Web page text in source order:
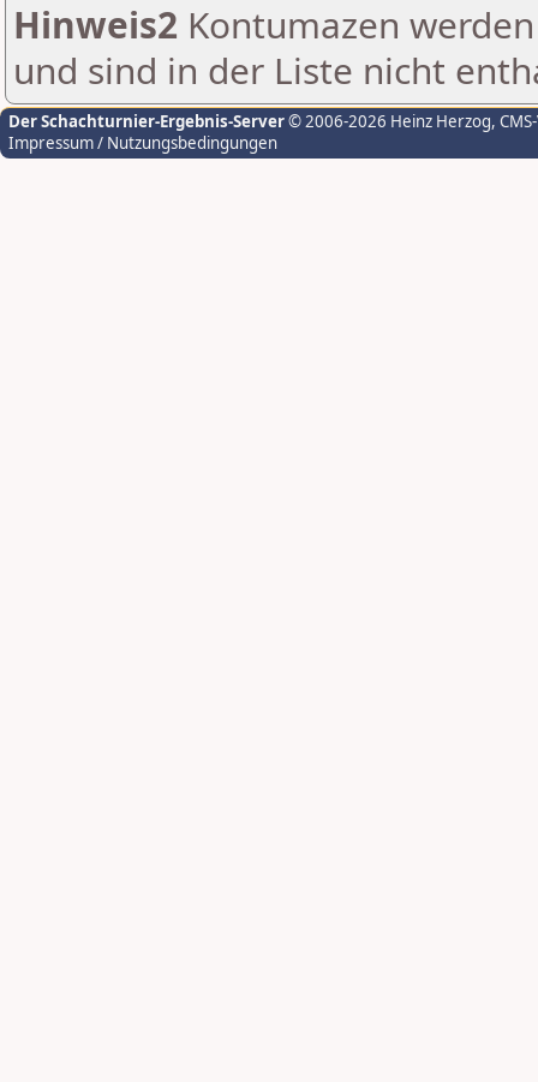
Hinweis2 Kontumazen
und sind in der Liste nicht
Der Schachturnier-Ergebnis-Server© 2006-2026 Heinz Herzog,
Impressum / Nutzungsbedingungen